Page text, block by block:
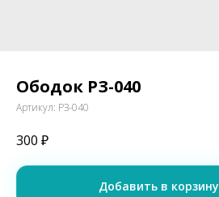
Ободок РЗ-040
Артикул: РЗ-040
300 ₽
Добавить в корзину